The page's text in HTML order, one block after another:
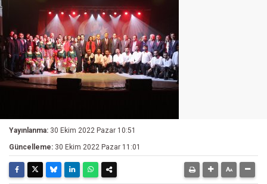
Yayınlanma: 30 Ekim 2022 Pazar 10:51
Güncelleme: 30 Ekim 2022 Pazar 11:01